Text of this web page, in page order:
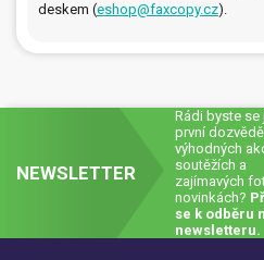
PO-PÁ 8:00 - 16:00
+420 516 770 521
deskem (eshop@faxcopy.cz).
NEWSLETTER
Rádi byste se
první
výhodných
soutěžích a
zajímavých
novinkách?
se k odběru
newsletteru.